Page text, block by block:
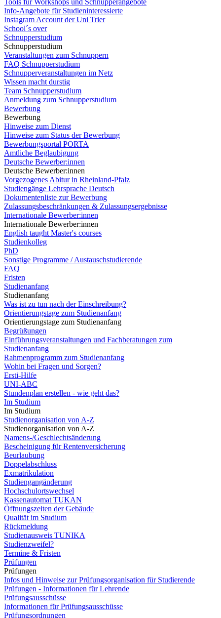
Tools für Workshops und Schnupperangebote
Info-Angebote für Studieninteressierte
Instagram Account der Uni Trier
School´s over
Schnupperstudium
Schnupperstudium
Veranstaltungen zum Schnuppern
FAQ Schnupperstudium
Schnupperveranstaltungen im Netz
Wissen macht durstig
Team Schnupperstudium
Anmeldung zum Schnupperstudium
Bewerbung
Bewerbung
Hinweise zum Dienst
Hinweise zum Status der Bewerbung
Bewerbungsportal PORTA
Amtliche Beglaubigung
Deutsche Bewerber:innen
Deutsche Bewerber:innen
Vorgezogenes Abitur in Rheinland-Pfalz
Studiengänge Lehrsprache Deutsch
Dokumentenliste zur Bewerbung
Zulassungsbeschränkungen & Zulassungsergebnisse
Internationale Bewerber:innen
Internationale Bewerber:innen
English taught Master's courses
Studienkolleg
PhD
Sonstige Programme / Austauschstudierende
FAQ
Fristen
Studienanfang
Studienanfang
Was ist zu tun nach der Einschreibung?
Orientierungstage zum Studienanfang
Orientierungstage zum Studienanfang
Begrüßungen
Einführungsveranstaltungen und Fachberatungen zum
Studienanfang
Rahmenprogramm zum Studienanfang
Wohin bei Fragen und Sorgen?
Ersti-Hilfe
UNI-ABC
Stundenplan erstellen - wie geht das?
Im Studium
Im Studium
Studienorganisation von A-Z
Studienorganisation von A-Z
Namens-/Geschlechtsänderung
Bescheinigung für Rentenversicherung
Beurlaubung
Doppelabschluss
Exmatrikulation
Studiengangänderung
Hochschulortswechsel
Kassenautomat TUKAN
Öffnungszeiten der Gebäude
Qualität im Studium
Rückmeldung
Studienausweis TUNIKA
Studienzweifel?
Termine & Fristen
Prüfungen
Prüfungen
Infos und Hinweise zur Prüfungsorganisation für Studierende
Prüfungen - Informationen für Lehrende
Prüfungsausschüsse
Informationen für Prüfungsausschüsse
Prüfungsordnungen